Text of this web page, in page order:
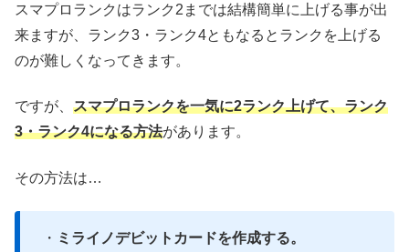
スマプロランクはランク2までは結構簡単に上げる事が出
来ますが、ランク3・ランク4ともなるとランクを上げる
のが難しくなってきます。
ですが、 スマプロランクを一気に2ランク上げて、ランク
3・ランク4になる方法があります。
その方法は…
・ ミライノデビットカードを作成する。